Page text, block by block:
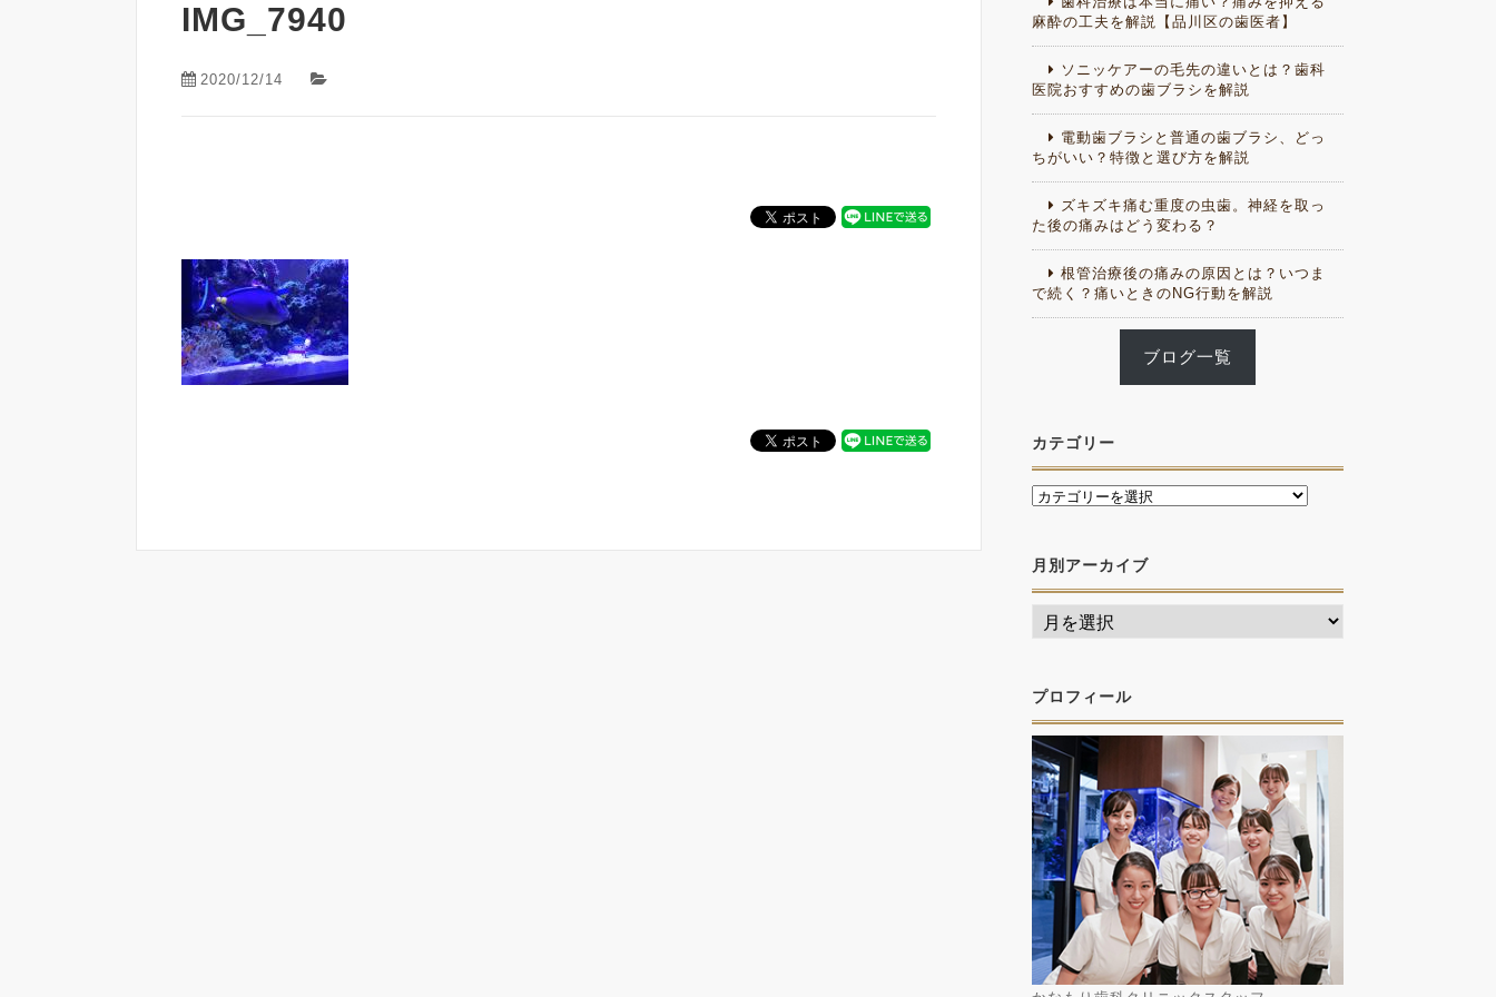
IMG_7940
2020/12/14
麻酔の工夫を解説【品川区の歯医者】
ソニッケアーの毛先の違いとは？歯科
医院おすすめの歯ブラシを解説
電動歯ブラシと普通の歯ブラシ、どっ
ちがいい？特徴と選び方を解説
ズキズキ痛む重度の虫歯。神経を取っ
た後の痛みはどう変わる？
根管治療後の痛みの原因とは？いつま
で続く？痛いときのNG行動を解説
ブログ一覧
カテゴリー
月別アーカイブ
プロフィール